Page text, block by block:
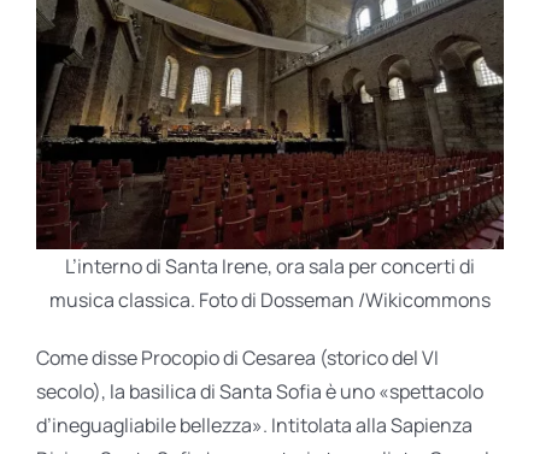
L’interno di Santa Irene, ora sala per concerti di
musica classica. Foto di Dosseman /Wikicommons
Come disse Procopio di Cesarea (storico del VI
secolo), la basilica di Santa Sofia è uno «spettacolo
d’ineguagliabile bellezza». Intitolata alla Sapienza